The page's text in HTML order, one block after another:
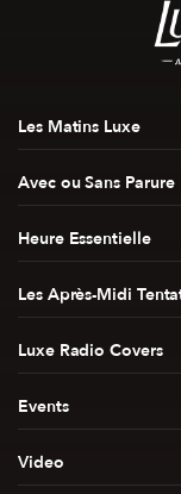
Les Matins Luxe
Avec ou Sans Parure
Heure Essentielle
Les Après-Midi
Luxe Radio Covers
Events
Video